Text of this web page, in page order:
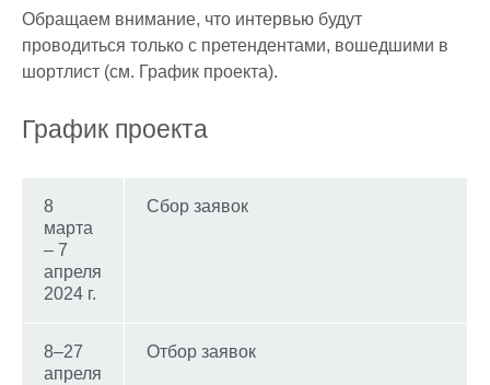
Обращаем внимание, что интервью будут
проводиться только с претендентами, вошедшими в
шортлист (см. График проекта).
График проекта
8
марта
– 7
апреля
2024 г.
Сбор заявок
8–27
апреля
Отбор заявок